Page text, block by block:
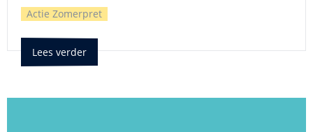
Actie Zomerpret
Lees verder